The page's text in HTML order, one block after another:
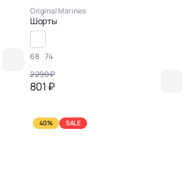
Original Marines
Шорты
68
74
2 290 ₽
801 ₽
40% SALE